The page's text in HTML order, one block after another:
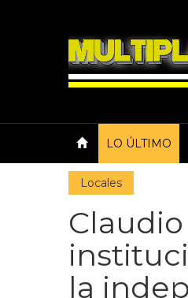
LO ÚLTIMO
Locales
la